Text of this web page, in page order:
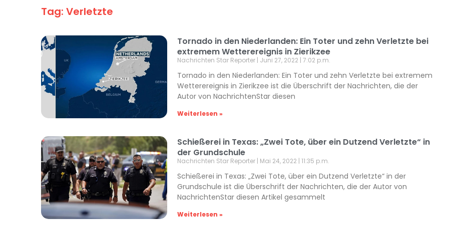
Tag: Verletzte
Tornado in den Niederlanden: Ein Toter und zehn Verletzte bei
extremem Wetterereignis in Zierikzee
Nachrichten Star Reporter Juni 27, 2022 7:02 p.m.
Tornado in den Niederlanden: Ein Toter und zehn Verletzte bei extremem
Wetterereignis in Zierikzee ist die Überschrift der Nachrichten, die der
Autor von NachrichtenStar diesen
Weiterlesen »
Schießerei in Texas: „Zwei Tote, über ein Dutzend Verletzte“ in
der Grundschule
Nachrichten Star Reporter Mai 24, 2022 11:35 p.m.
Schießerei in Texas: „Zwei Tote, über ein Dutzend Verletzte“ in der
Grundschule ist die Überschrift der Nachrichten, die der Autor von
NachrichtenStar diesen Artikel gesammelt
Weiterlesen »